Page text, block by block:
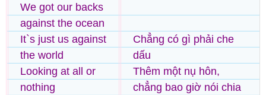
We got our backs
against the ocean
It`s just us against
the world
Looking at all or
nothing
Chẳng có gì phải che
dấu
Thêm một nụ hôn,
chẳng bao giờ nói chia